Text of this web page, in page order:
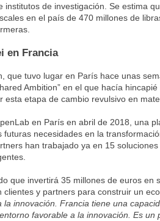
institutos de investigación. Se estima
en el país de 470 millones de
en Francia
que tuvo lugar en París hace unas
Ambition” en el que hacía
esta etapa de cambio revulsivo en
en París en abril de 2018, una
futuras necesidades en la
han trabajado ya en 15
que invertirá 35 millones de euros en
y partners para construir un
innovación. Francia tiene una
favorable a la innovación. Es